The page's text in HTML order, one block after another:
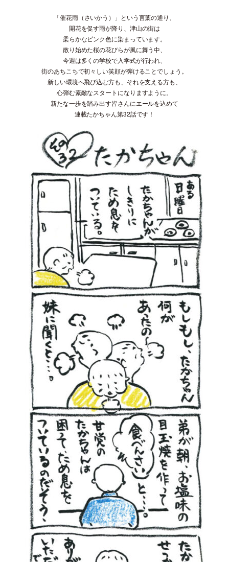
「催花雨（さいかう）」という言葉の通り、
開花を促す雨が降り、津山の街は
柔らかなピンク色に染まっています。
散り始めた桜の花びらが風に舞う中、
今週は多くの学校で入学式が行われ、
街のあちこちで初々しい笑顔が弾けることでしょう。
新しい環境へ飛び込む方も、それを支える方も、
心弾む素敵なスタートになりますように。
新たな一歩を踏み出す皆さんにエールを込めて
連載たかちゃん第32話です！